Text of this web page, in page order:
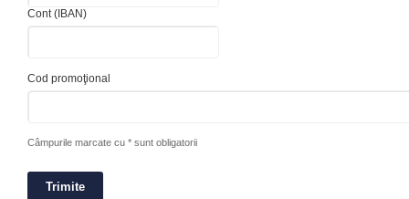
Cont (IBAN)
Cod promoţional
Câmpurile marcate cu * sunt obligatorii